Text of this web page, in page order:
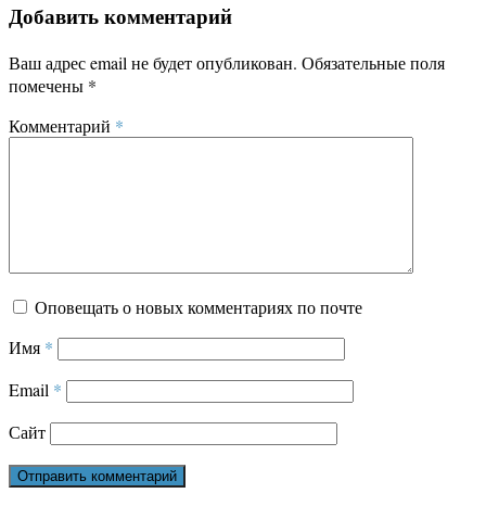
Добавить комментарий
Ваш адрес email не будет опубликован. Обязательные поля
помечены *
Комментарий *
Оповещать о новых комментариях по почте
Имя *
Email *
Сайт